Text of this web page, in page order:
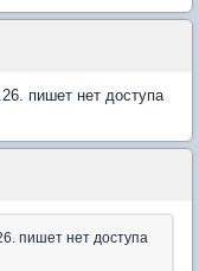
пишет нет доступа
пишет нет доступа